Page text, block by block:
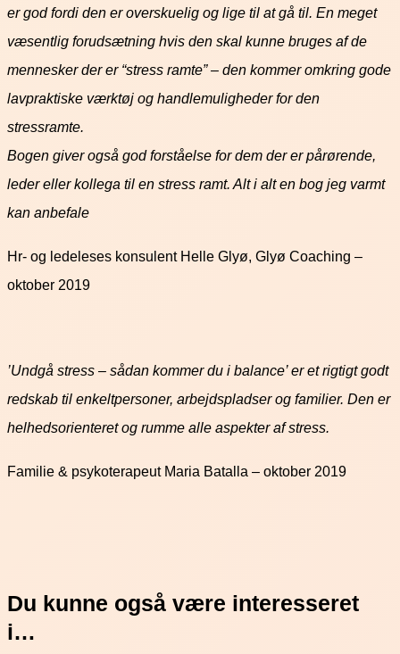
er god fordi den er overskuelig og lige til at gå til. En meget
væsentlig forudsætning hvis den skal kunne bruges af de
mennesker der er “stress ramte” – den kommer omkring gode
lavpraktiske værktøj og handlemuligheder for den
stressramte.
Bogen giver også god forståelse for dem der er pårørende,
leder eller kollega til en stress ramt. Alt i alt en bog jeg varmt
kan anbefale
Hr- og ledeleses konsulent Helle Glyø, Glyø Coaching –
oktober 2019
’Undgå stress – sådan kommer du i balance’ er et rigtigt godt
redskab til enkeltpersoner, arbejdspladser og familier. Den er
helhedsorienteret og rumme alle aspekter af stress.
Familie & psykoterapeut Maria Batalla – oktober 2019
Du kunne også være interesseret
i…